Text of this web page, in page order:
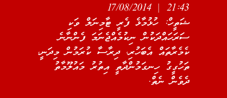
21:43 | 17/08/2014
ޝަތީހް: ހުޅުމާޅެ ފެރީ ޓާމިނަލް ވަކި
ސަރަހައްދަކުން ނިކުމެއްޖެނަމަ ފެންނާނެ
ކެމެރާތައް އެބަހުރި، ދިރާސާ ކުރަމުން މިދަނީ،
ތަހުގީގު ހިނގަމުންދާތީ އިތުރު މައުލޫމާތު
ދެވެން ނެތް.